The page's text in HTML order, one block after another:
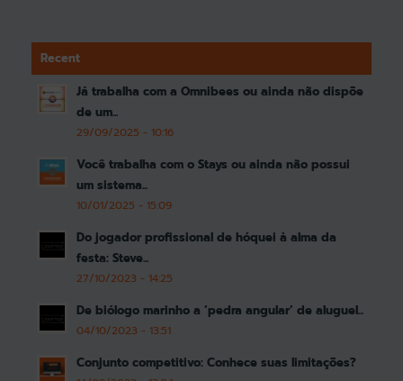
Recent
Já trabalha com a Omnibees ou ainda não dispõe
de um...
29/09/2025 - 10:16
Você trabalha com o Stays ou ainda não possui
um sistema...
10/01/2025 - 15:09
Do jogador profissional de hóquei à alma da
festa: Steve...
27/10/2023 - 14:25
De biólogo marinho a ‘pedra angular’ de aluguel...
04/10/2023 - 13:51
Conjunto competitivo: Conhece suas limitações?